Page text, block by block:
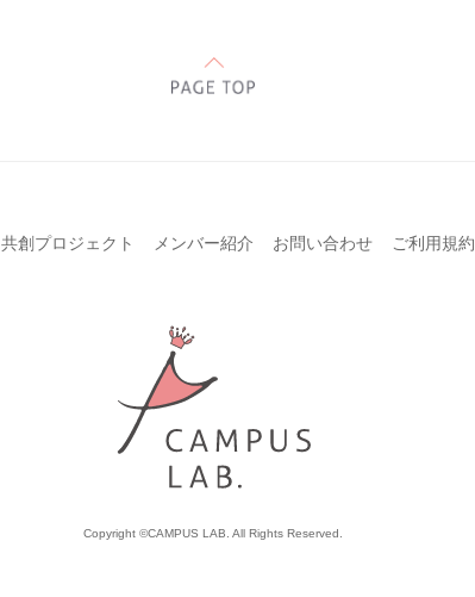
共創プロジェクト メンバー紹介 お問い合わせ ご利用規約
Copyright ©CAMPUS LAB. All Rights Reserved.